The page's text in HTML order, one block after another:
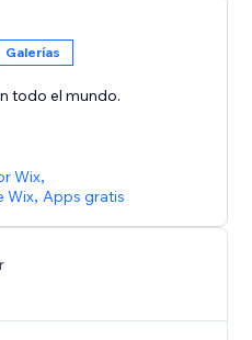
Galerías
todo el mundo.
Wix,
Wix, Apps gratis